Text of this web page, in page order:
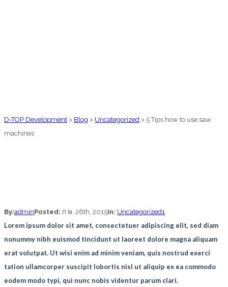
D-TOP Development > Blog > Uncategorized > 5 Tips how to use saw
machines
By:adminPosted: ก.พ. 26th, 2015In: Uncategorized1
Lorem ipsum dolor sit amet, consectetuer adipiscing elit, sed diam
nonummy nibh euismod tincidunt ut laoreet dolore magna aliquam
erat volutpat. Ut wisi enim ad minim veniam, quis nostrud exerci
tation ullamcorper suscipit lobortis nisl ut aliquip ex ea commodo
eodem modo typi, qui nunc nobis videntur parum clari.